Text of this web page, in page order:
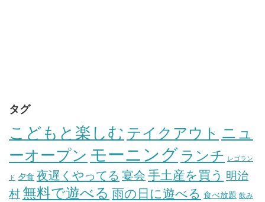
タグ
こどもと楽しむ テイクアウト ニュ
ーオープン モーニング ランチ レゴラン
ド 夕食 夜遅くやってる 宴会 手土産を買う 明治
村無料で遊べる 雨の日に遊べる 食べ放題 飲み